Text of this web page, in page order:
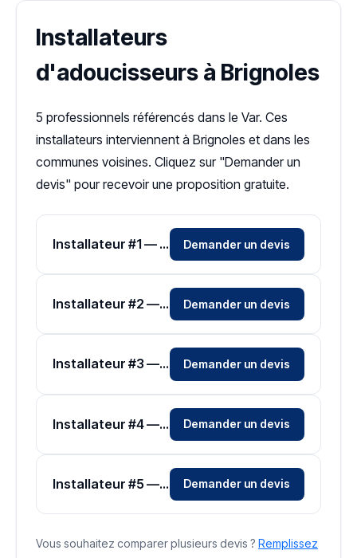
Installateurs
d'adoucisseurs à Brignoles
5 professionnels référencés dans le Var. Ces
installateurs interviennent à Brignoles et dans les
communes voisines. Cliquez sur "Demander un
devis" pour recevoir une proposition gratuite.
Installateur #1 — Zone Var Demander un devis
Installateur #2 — Zone Var Demander un devis
Installateur #3 — Zone Var Demander un devis
Installateur #4 — Zone Var Demander un devis
Installateur #5 — Zone Var Demander un devis
Vous souhaitez comparer plusieurs devis ? Remplissez